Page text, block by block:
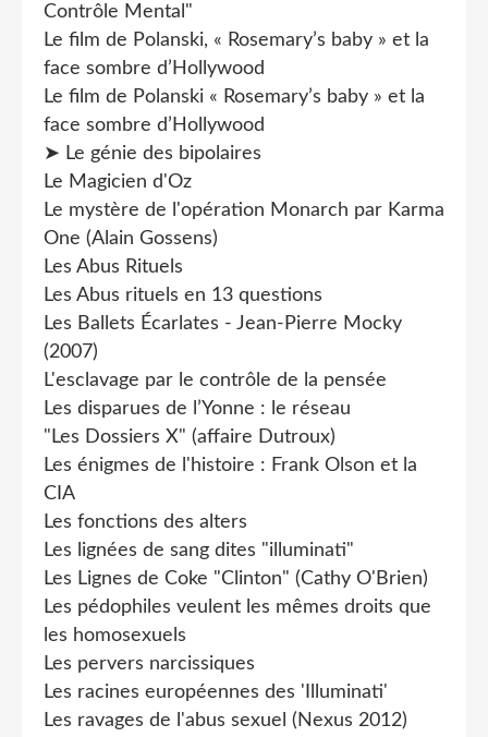
Contrôle Mental"
Le film de Polanski, « Rosemary’s baby » et la
face sombre d’Hollywood
Le film de Polanski « Rosemary’s baby » et la
face sombre d’Hollywood
➤ Le génie des bipolaires
Le Magicien d'Oz
Le mystère de l'opération Monarch par Karma
One (Alain Gossens)
Les Abus Rituels
Les Abus rituels en 13 questions
Les Ballets Écarlates - Jean-Pierre Mocky
(2007)
L'esclavage par le contrôle de la pensée
Les disparues de l’Yonne : le réseau
"Les Dossiers X" (affaire Dutroux)
Les énigmes de l'histoire : Frank Olson et la
CIA
Les fonctions des alters
Les lignées de sang dites "illuminati"
Les Lignes de Coke "Clinton" (Cathy O'Brien)
Les pédophiles veulent les mêmes droits que
les homosexuels
Les pervers narcissiques
Les racines européennes des 'Illuminati'
Les ravages de l'abus sexuel (Nexus 2012)